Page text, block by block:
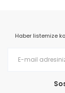
Haber listemize